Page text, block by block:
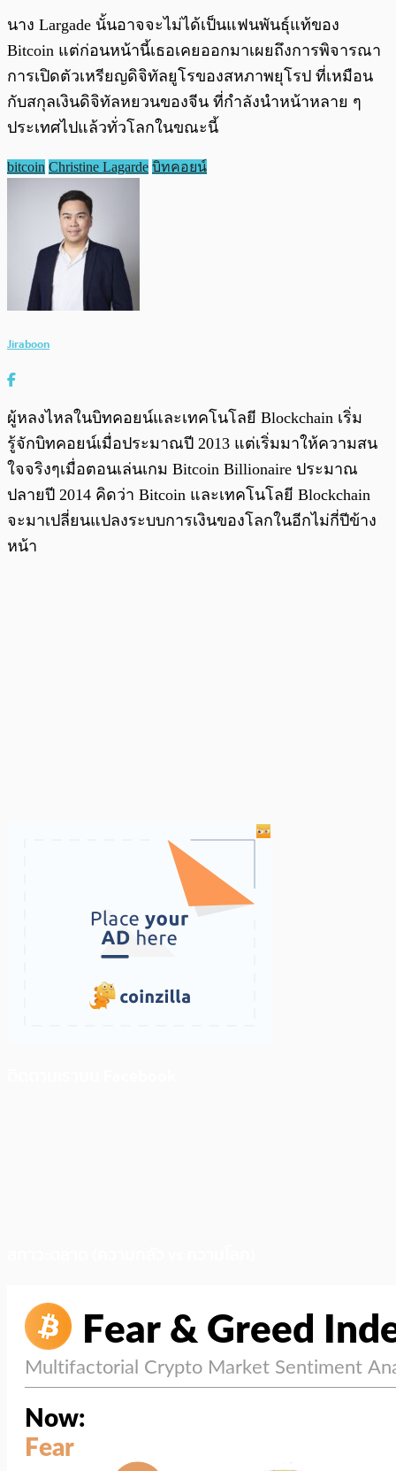
นาง Largade นั้นอาจจะไม่ได้เป็นแฟนพันธุ์แท้ของ
Bitcoin แต่ก่อนหน้านี้เธอเคยออกมาเผยถึงการพิจารณา
การเปิดตัวเหรียญดิจิทัลยูโรของสหภาพยุโรป ที่เหมือน
กับสกุลเงินดิจิทัลหยวนของจีน ที่กำลังนำหน้าหลาย ๆ
ประเทศไปแล้วทั่วโลกในขณะนี้
bitcoin Christine Lagarde บิทคอยน์
Jiraboon
ผู้หลงไหลในบิทคอยน์และเทคโนโลยี Blockchain เริ่ม
รู้จักบิทคอยน์เมื่อประมาณปี 2013 แต่เริ่มมาให้ความสน
ใจจริงๆเมื่อตอนเล่นเกม Bitcoin Billionaire ประมาณ
ปลายปี 2014 คิดว่า Bitcoin และเทคโนโลยี Blockchain
จะมาเปลี่ยนแปลงระบบการเงินของโลกในอีกไม่กี่ปีข้าง
หน้า